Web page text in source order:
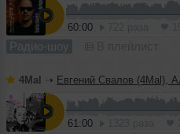
60:00
Радио-шоу
4Mal ➝ Евгений Свалов (4Mal), Александр Киреев — Русская
61:00